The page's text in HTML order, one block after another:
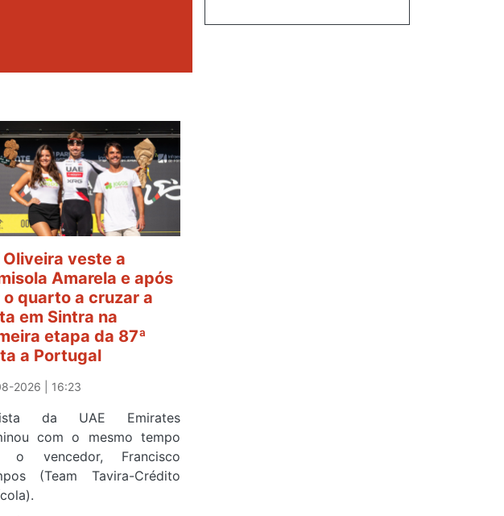
Oliveira veste a
Amarela e após
o quarto a cruzar a
em Sintra na
etapa da 87ª
a Portugal
2026 | 16:23
da UAE Emirates
com o mesmo tempo
o vencedor, Francisco
(Team Tavira-Crédito